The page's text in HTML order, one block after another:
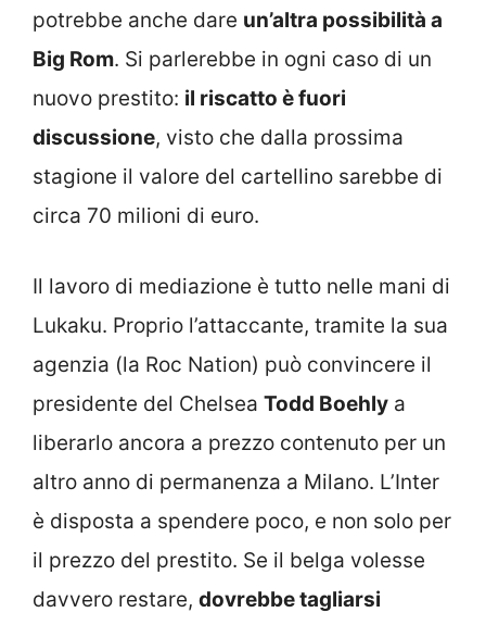
potrebbe anche dare un’altra possibilità a
Big Rom. Si parlerebbe in ogni caso di un
nuovo prestito: il riscatto è fuori
discussione, visto che dalla prossima
stagione il valore del cartellino sarebbe di
circa 70 milioni di euro.
Il lavoro di mediazione è tutto nelle mani di
Lukaku. Proprio l’attaccante, tramite la sua
agenzia (la Roc Nation) può convincere il
presidente del Chelsea Todd Boehly a
liberarlo ancora a prezzo contenuto per un
altro anno di permanenza a Milano. L’Inter
è disposta a spendere poco, e non solo per
il prezzo del prestito. Se il belga volesse
davvero restare, dovrebbe tagliarsi